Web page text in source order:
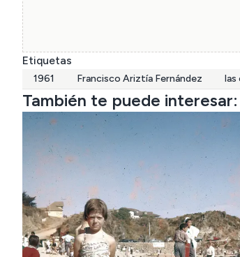
Etiquetas
1961 Francisco Ariztía Fernández las
También te puede interesar: